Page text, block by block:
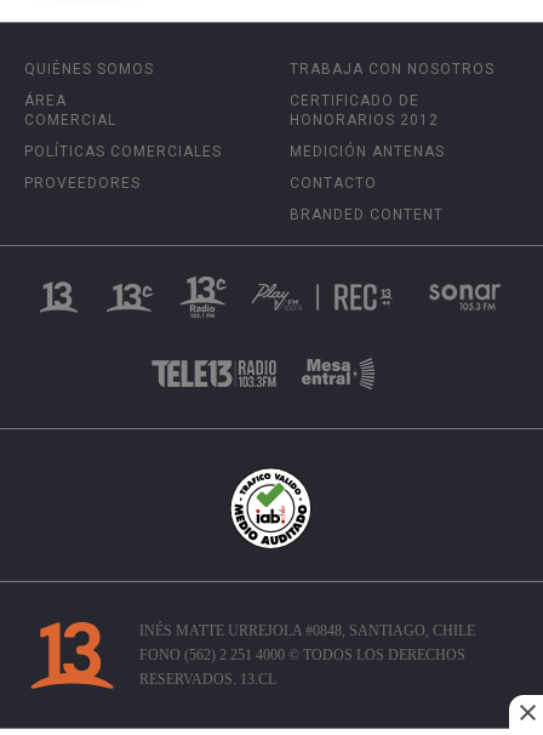
QUIÉNES SOMOS
ÁREA
COMERCIAL
POLÍTICAS COMERCIALES
PROVEEDORES
TRABAJA CON NOSOTROS
CERTIFICADO DE
HONORARIOS 2012
MEDICIÓN ANTENAS
CONTACTO
BRANDED CONTENT
INÉS MATTE URREJOLA #0848, SANTIAGO, CHILE
FONO (562) 2 251 4000 © TODOS LOS DERECHOS
RESERVADOS. 13.CL